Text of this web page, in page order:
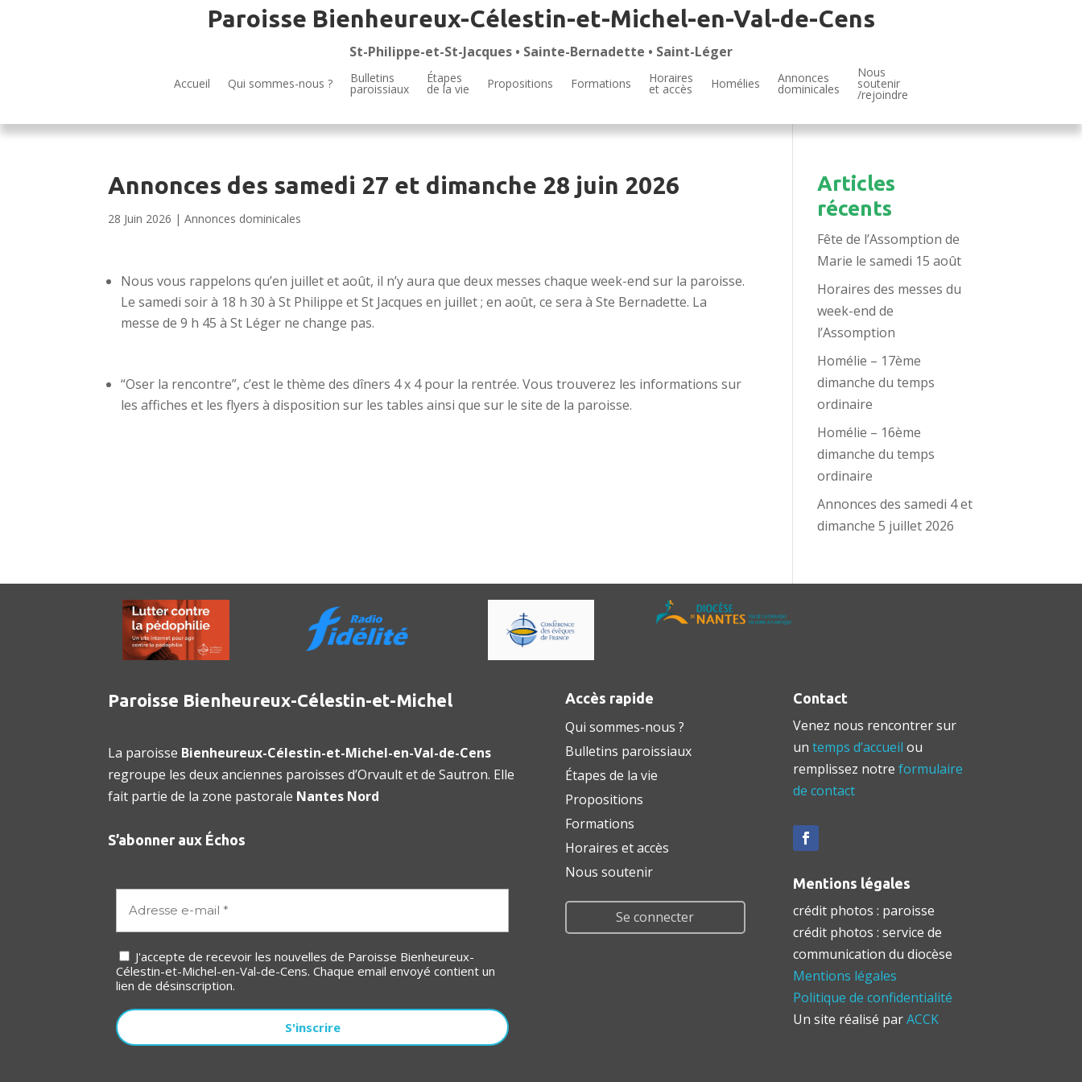
Paroisse Bienheureux-Célestin-et-Michel-en-Val-de-Cens
St-Philippe-et-St-Jacques • Sainte-Bernadette • Saint-Léger
Accueil Qui sommes-nous ? Bulletins
paroissiaux
Étapes
de la vie Propositions Formations Horaires
et accès Homélies Annonces
dominicales
Nous
soutenir
/rejoindre
Annonces des samedi 27 et dimanche 28 juin 2026
28 Juin 2026 |Annonces dominicales
Nous vous rappelons qu’en juillet et août, il n’y aura que deux messes chaque week-end sur la paroisse.
Le samedi soir à 18 h 30 à St Philippe et St Jacques en juillet ; en août, ce sera à Ste Bernadette. La
messe de 9 h 45 à St Léger ne change pas.
“Oser la rencontre”, c’est le thème des dîners 4 x 4 pour la rentrée. Vous trouverez les informations sur
les affiches et les flyers à disposition sur les tables ainsi que sur le site de la paroisse.
Articles
récents
Fête de l’Assomption de
Marie le samedi 15 août
Horaires des messes du
week-end de
l’Assomption
Homélie – 17ème
dimanche du temps
ordinaire
Homélie – 16ème
dimanche du temps
ordinaire
Annonces des samedi 4 et
dimanche 5 juillet 2026
Paroisse Bienheureux-Célestin-et-Michel
La paroisse Bienheureux-Célestin-et-Michel-en-Val-de-Cens
regroupe les deux anciennes paroisses d’Orvault et de Sautron. Elle
fait partie de la zone pastorale Nantes Nord
S’abonner aux Échos
J'accepte de recevoir les nouvelles de Paroisse Bienheureux-
Célestin-et-Michel-en-Val-de-Cens. Chaque email envoyé contient un
lien de désinscription.
Accès rapide
Qui sommes-nous ?
Bulletins paroissiaux
Étapes de la vie
Propositions
Formations
Horaires et accès
Nous soutenir
Se connecter
Contact
Venez nous rencontrer sur
untemps d’accueil ou
remplissez notreformulaire
de contact
Mentions légales
crédit photos : paroisse
crédit photos : service de
communication du diocèse
Mentions légales
Politique de confidentialité
Un site réalisé parACCK